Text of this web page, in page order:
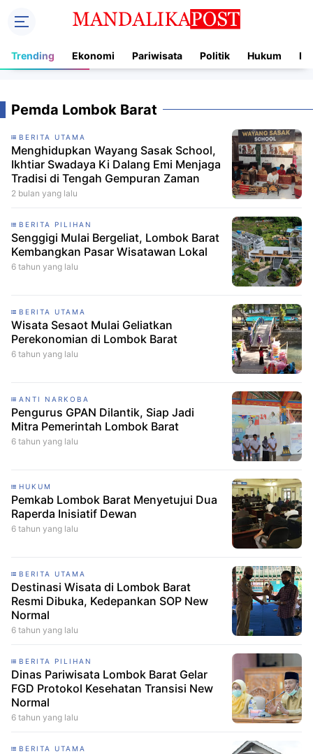
Trending Ekonomi Pariwisata Politik Hukum
Pemda Lombok Barat
BERITA UTAMA
Menghidupkan Wayang Sasak School,
Ikhtiar Swadaya Ki Dalang Emi Menjaga
Tradisi di Tengah Gempuran Zaman
2 bulan yang lalu
BERITA PILIHAN
Senggigi Mulai Bergeliat, Lombok Barat
Kembangkan Pasar Wisatawan Lokal
6 tahun yang lalu
BERITA UTAMA
Wisata Sesaot Mulai Geliatkan
Perekonomian di Lombok Barat
6 tahun yang lalu
ANTI NARKOBA
Pengurus GPAN Dilantik, Siap Jadi
Mitra Pemerintah Lombok Barat
6 tahun yang lalu
HUKUM
Pemkab Lombok Barat Menyetujui Dua
Raperda Inisiatif Dewan
6 tahun yang lalu
BERITA UTAMA
Destinasi Wisata di Lombok Barat
Resmi Dibuka, Kedepankan SOP New
Normal
6 tahun yang lalu
BERITA PILIHAN
Dinas Pariwisata Lombok Barat Gelar
FGD Protokol Kesehatan Transisi New
Normal
6 tahun yang lalu
BERITA UTAMA